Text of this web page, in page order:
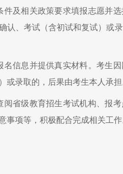
及相关政策要求填报志愿并
认、考试（含初试和复试）或
信息并提供真实材料。考生
录取的，后果由考生本人承担
省级教育招生考试机构、报
项等，积极配合完成相关工作